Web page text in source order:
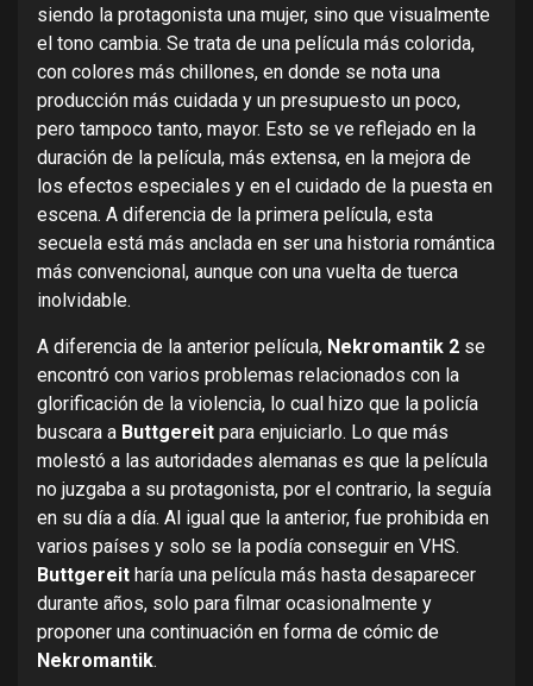
siendo la protagonista una mujer, sino que visualmente
el tono cambia. Se trata de una película más colorida,
con colores más chillones, en donde se nota una
producción más cuidada y un presupuesto un poco,
pero tampoco tanto, mayor. Esto se ve reflejado en la
duración de la película, más extensa, en la mejora de
los efectos especiales y en el cuidado de la puesta en
escena. A diferencia de la primera película, esta
secuela está más anclada en ser una historia romántica
más convencional, aunque con una vuelta de tuerca
inolvidable.
A diferencia de la anterior película, Nekromantik 2 se
encontró con varios problemas relacionados con la
glorificación de la violencia, lo cual hizo que la policía
buscara a Buttgereit para enjuiciarlo. Lo que más
molestó a las autoridades alemanas es que la película
no juzgaba a su protagonista, por el contrario, la seguía
en su día a día. Al igual que la anterior, fue prohibida en
varios países y solo se la podía conseguir en VHS.
Buttgereit haría una película más hasta desaparecer
durante años, solo para filmar ocasionalmente y
proponer una continuación en forma de cómic de
Nekromantik.